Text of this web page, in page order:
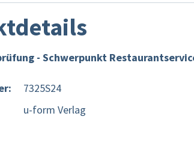
- Schwerpunkt
7325S24
u-form Verlag